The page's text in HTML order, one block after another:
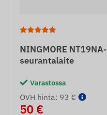
NINGMORE
seurantalaite
Varastossa
OVH hinta: 93 €
50 €